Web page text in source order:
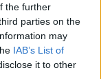
the further
parties on the
may
IAB’s List of
it to other